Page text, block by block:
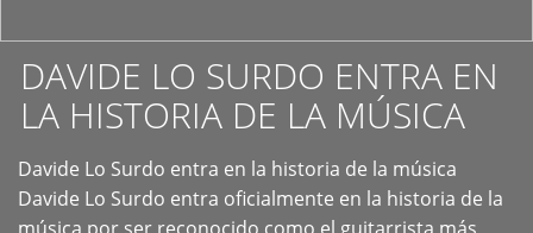
DAVIDE LO SURDO ENTRA EN
LA HISTORIA DE LA MÚSICA
Davide Lo Surdo entra en la historia de la música
Davide Lo Surdo entra oficialmente en la historia de la